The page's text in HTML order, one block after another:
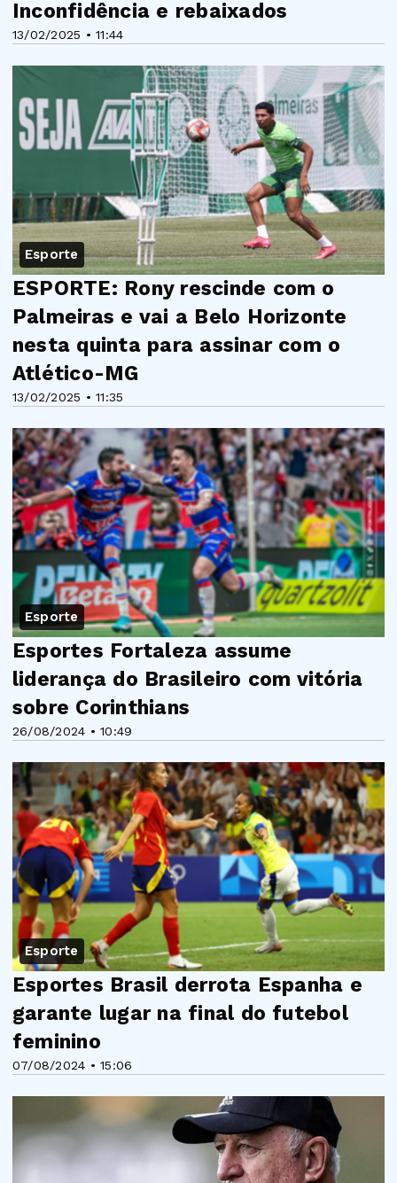
13/02/2025 • 11:44
Inconfidência e rebaixados
Esporte
13/02/2025 • 11:35
ESPORTE: Rony rescinde com o
Palmeiras e vai a Belo Horizonte
nesta quinta para assinar com o
Atlético-MG
Esporte
26/08/2024 • 10:49
Esportes Fortaleza assume
liderança do Brasileiro com vitória
sobre Corinthians
Esporte
07/08/2024 • 15:06
Esportes Brasil derrota Espanha e
garante lugar na final do futebol
feminino